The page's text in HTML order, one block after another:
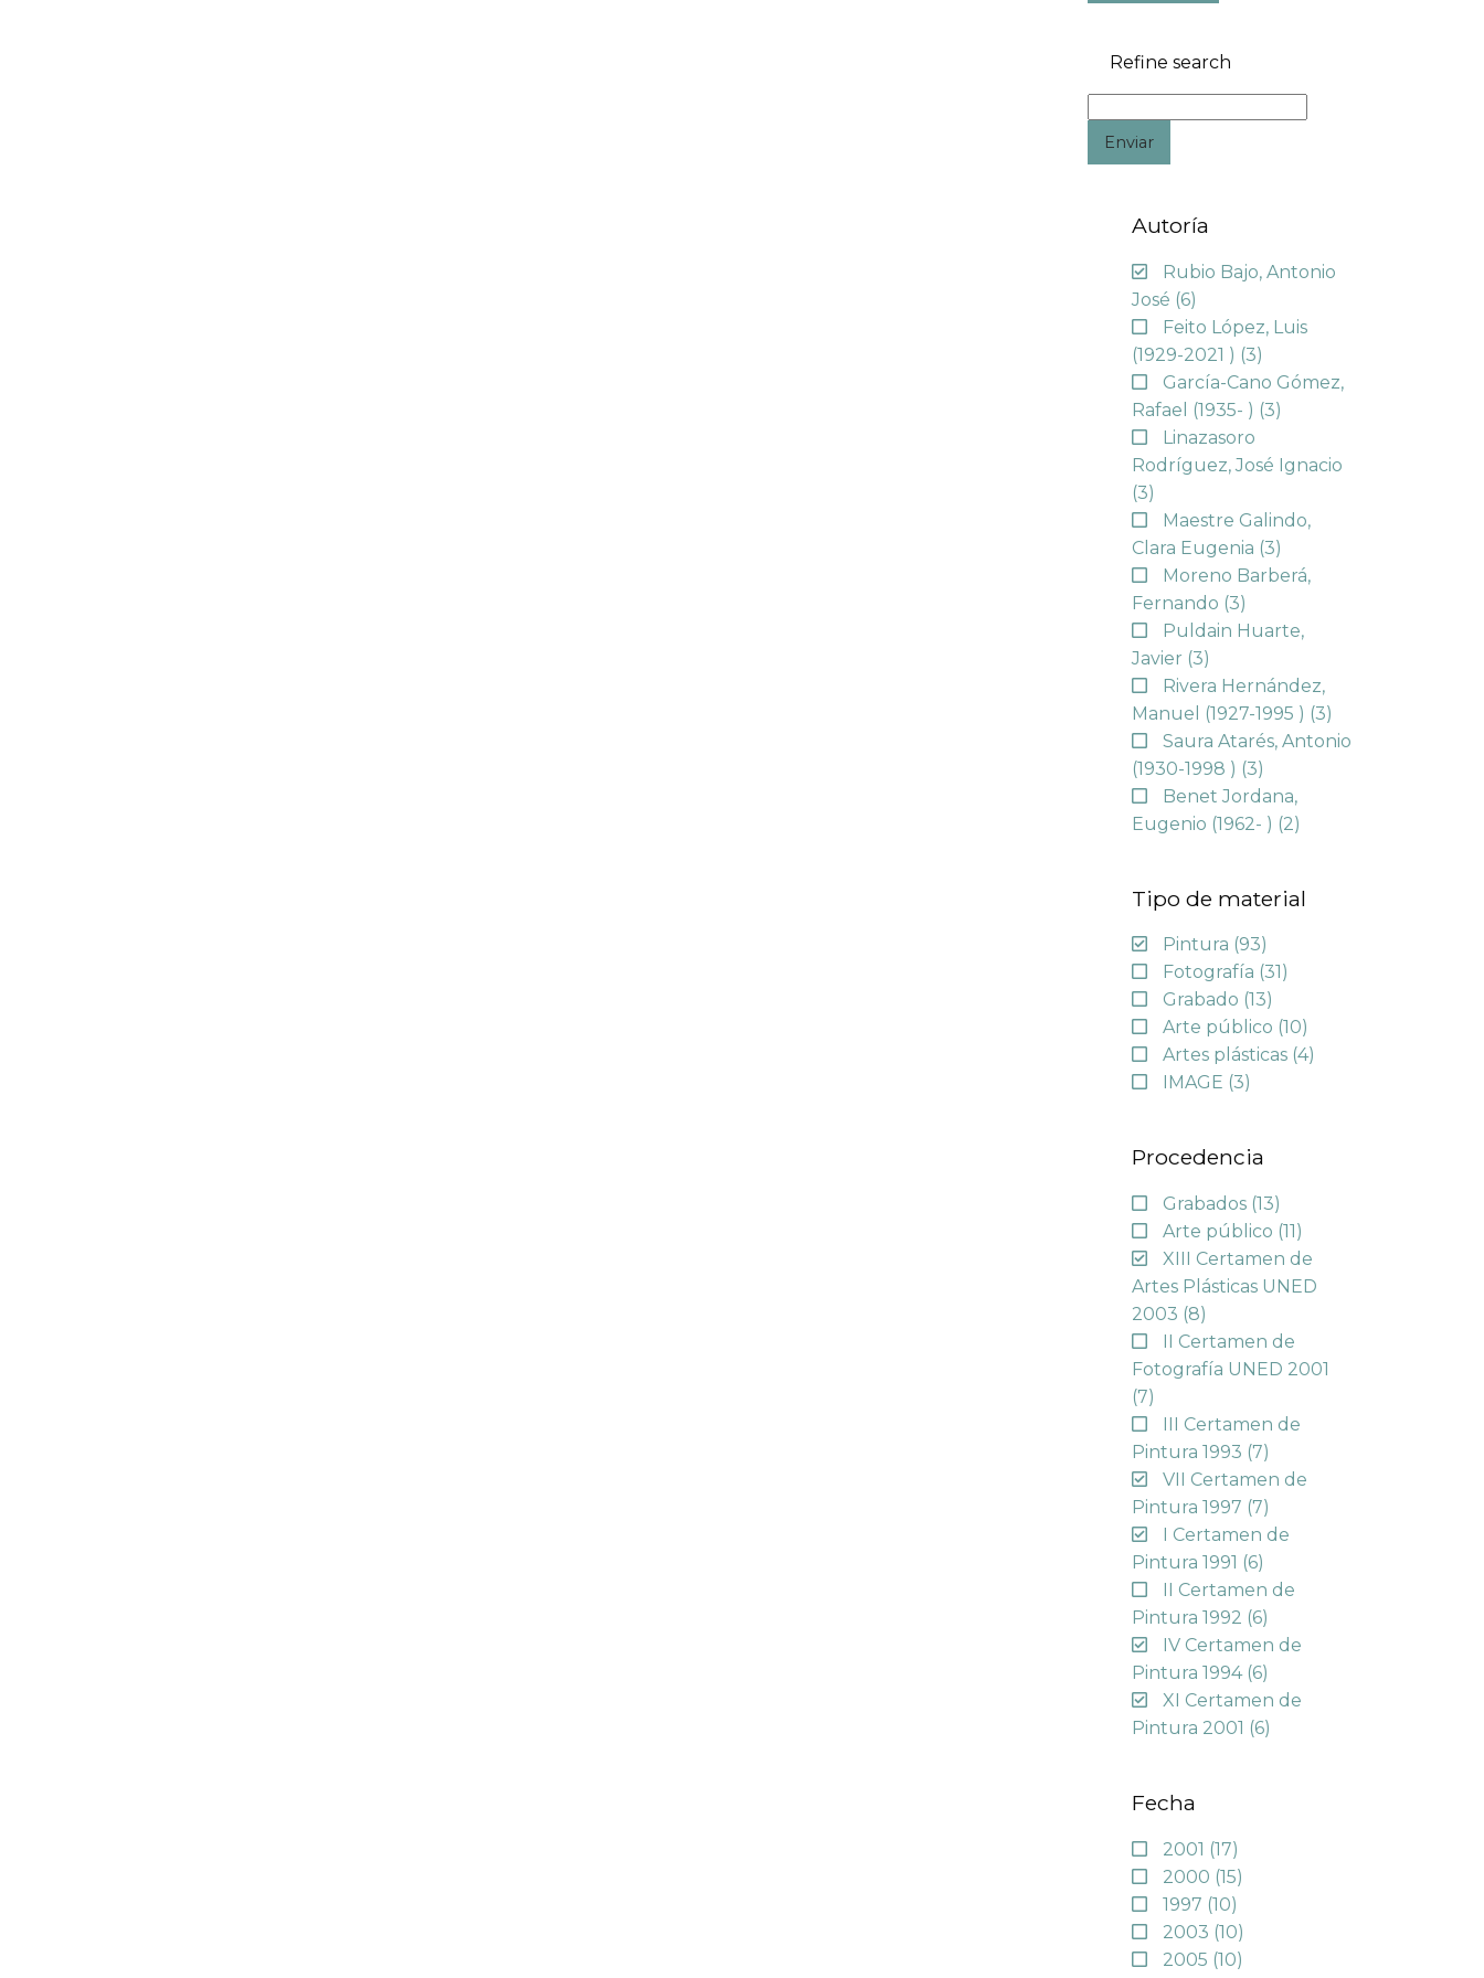
Refine search
Enviar
Autoría
Rubio Bajo, Antonio
José (6)
Feito López, Luis
(1929-2021 ) (3)
García-Cano Gómez,
Rafael (1935- ) (3)
Linazasoro
Rodríguez, José Ignacio
(3)
Maestre Galindo,
Clara Eugenia (3)
Moreno Barberá,
Fernando (3)
Puldain Huarte,
Javier (3)
Rivera Hernández,
Manuel (1927-1995 ) (3)
Saura Atarés, Antonio
(1930-1998 ) (3)
Benet Jordana,
Eugenio (1962- ) (2)
Tipo de material
Pintura (93)
Fotografía (31)
Grabado (13)
Arte público (10)
Artes plásticas (4)
IMAGE (3)
Procedencia
Grabados (13)
Arte público (11)
XIII Certamen de
Artes Plásticas UNED
2003 (8)
II Certamen de
Fotografía UNED 2001
(7)
III Certamen de
Pintura 1993 (7)
VII Certamen de
Pintura 1997 (7)
I Certamen de
Pintura 1991 (6)
II Certamen de
Pintura 1992 (6)
IV Certamen de
Pintura 1994 (6)
XI Certamen de
Pintura 2001 (6)
Fecha
2001 (17)
2000 (15)
1997 (10)
2003 (10)
2005 (10)